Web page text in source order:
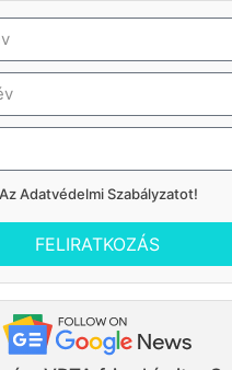
Adatvédelmi Szabályzatot!
FELIRATKOZÁS